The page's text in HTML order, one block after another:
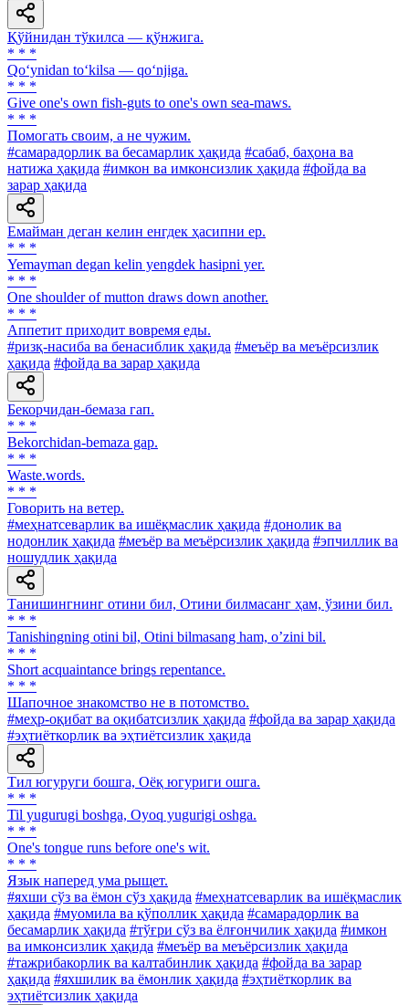
Қўйнидан тўкилса — қўнжига.
* * *
Qo‘ynidan to‘kilsa — qo‘njiga.
* * *
Give one's own fish-guts to one's own sea-maws.
* * *
Помогать своим, а не чужим.
#самарадорлик ва бесамарлик ҳақида #сабаб, баҳона ва
натижа ҳақида #имкон ва имконсизлик ҳақида #фойда ва
зарар ҳақида
Емайман деган келин енгдек ҳасипни ер.
* * *
Yemayman degan kelin yengdek hasipni yer.
* * *
One shoulder of mutton draws down another.
* * *
Аппетит приходит вовремя еды.
#ризқ-насиба ва бенасиблик ҳақида #меъёр ва меъёрсизлик
ҳақида #фойда ва зарар ҳақида
Бекорчидан-бемаза гап.
* * *
Bekorchidan-bemaza gap.
* * *
Waste.words.
* * *
Говорить на ветер.
#меҳнатсеварлик ва ишёқмаслик ҳақида #донолик ва
нодонлик ҳақида #меъёр ва меъёрсизлик ҳақида #эпчиллик ва
ношудлик ҳақида
Танишингнинг отини бил, Отини билмасанг ҳам, ўзини бил.
* * *
Tanishingning otini bil, Otini bilmasang ham, oʼzini bil.
* * *
Short acquaintance brings repentance.
* * *
Шапочное знакомство не в потомство.
#меҳр-оқибат ва оқибатсизлик ҳақида #фойда ва зарар ҳақида
#эҳтиёткорлик ва эҳтиётсизлик ҳақида
Тил югуруги бошга, Оёқ югуриги ошга.
* * *
Til yugurugi boshga, Oyoq yugurigi oshga.
* * *
One's tongue runs before one's wit.
* * *
Язык наперед ума рыщет.
#яхши сўз ва ёмон сўз ҳақида #меҳнатсеварлик ва ишёқмаслик
ҳақида #муомила ва қўполлик ҳақида #самарадорлик ва
бесамарлик ҳақида #тўғри сўз ва ёлғончилик ҳақида #имкон
ва имконсизлик ҳақида #меъёр ва меъёрсизлик ҳақида
#тажрибакорлик ва калтабинлик ҳақида #фойда ва зарар
ҳақида #яхшилик ва ёмонлик ҳақида #эҳтиёткорлик ва
эҳтиётсизлик ҳақида